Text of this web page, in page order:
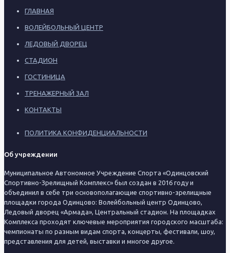
ГЛАВНАЯ
ВОЛЕЙБОЛЬНЫЙ ЦЕНТР
ЛЕДОВЫЙ ДВОРЕЦ
СТАДИОН
ГОСТИНИЦА
ТРЕНАЖЕРНЫЙ ЗАЛ
КОНТАКТЫ
ПОЛИТИКА КОНФИДЕНЦИАЛЬНОСТИ
Об учреждении
Муниципальное Автономное Учреждение Спорта «Одинцовский
Спортивно-Зрелищный Комплекс» был создан в 2016 году и
объединил в себе три основополагающие спортивно-зрелищные
площадки города Одинцово: Волейбольный центр Одинцово,
Ледовый дворец «Армада», Центральный стадион. На площадках
Комплекса проходят ключевые мероприятия городского масштаба:
чемпионаты по разным видам спорта, концерты, фестивали, шоу,
представления для детей, выставки и многое другое.